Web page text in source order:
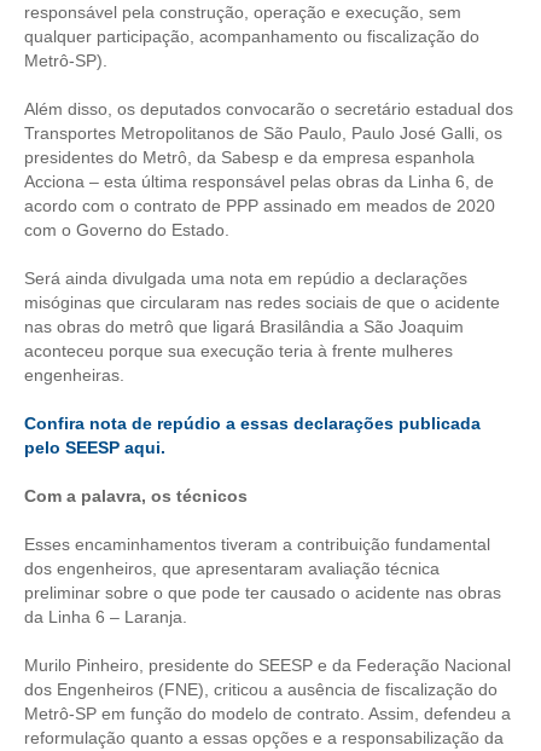
CONVÊNIOS
SEESPPREV
CONSÓRCIOS
CAMPANHAS SALARIAIS
COMUNICAÇÃO
PALAVRA DO MURILO
NOTÍCIAS
CONTEÚDO ESPECIAL
SEESP NOTÍCIAS
NOTÍCIAS NO WHATSAPP
FOTOS
PUBLICAÇÕES
responsável pela construção, operação e execução, sem
qualquer participação, acompanhamento ou fiscalização do
Metrô-SP).
Além disso, os deputados convocarão o secretário estadual dos
Transportes Metropolitanos de São Paulo, Paulo José Galli, os
presidentes do Metrô, da Sabesp e da empresa espanhola
Acciona – esta última responsável pelas obras da Linha 6, de
acordo com o contrato de PPP assinado em meados de 2020
com o Governo do Estado.
Será ainda divulgada uma nota em repúdio a declarações
misóginas que circularam nas redes sociais de que o acidente
nas obras do metrô que ligará Brasilândia a São Joaquim
aconteceu porque sua execução teria à frente mulheres
engenheiras.
Confira nota de repúdio a essas declarações publicada
pelo SEESP aqui.
Com a palavra, os técnicos
Esses encaminhamentos tiveram a contribuição fundamental
dos engenheiros, que apresentaram avaliação técnica
preliminar sobre o que pode ter causado o acidente nas obras
da Linha 6 – Laranja.
Murilo Pinheiro, presidente do SEESP e da Federação Nacional
dos Engenheiros (FNE), criticou a ausência de fiscalização do
Metrô-SP em função do modelo de contrato. Assim, defendeu a
reformulação quanto a essas opções e a responsabilização da